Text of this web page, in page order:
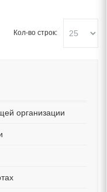
Кол-во строк:
организации